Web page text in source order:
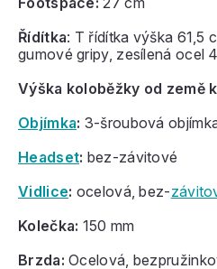
Řídítka: T řídítka výška 61,5
gumové gripy, zesílená ocel
Výška koloběžky od země
Objímka: 3-šroubová
Headset: bez-závitové
Vidlice: ocelová, bez-
Kolečka: 150 mm
Brzda: Ocelová,